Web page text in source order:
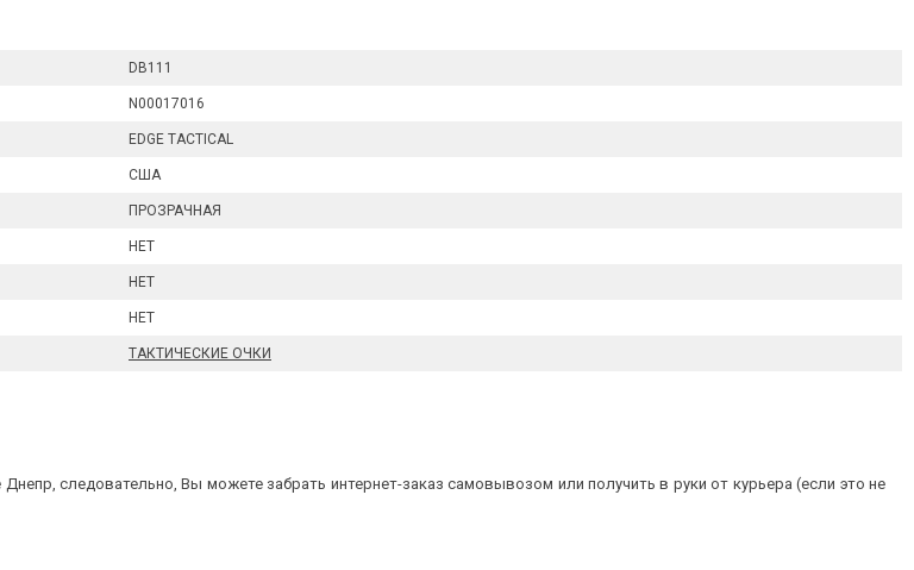
DB111
N00017016
EDGE TACTICAL
США
ПРОЗРАЧНАЯ
НЕТ
НЕТ
НЕТ
ТАКТИЧЕСКИЕ ОЧКИ
следовательно, Вы можете забрать интернет-заказ самовывозом или получить в руки от курьера (если это не